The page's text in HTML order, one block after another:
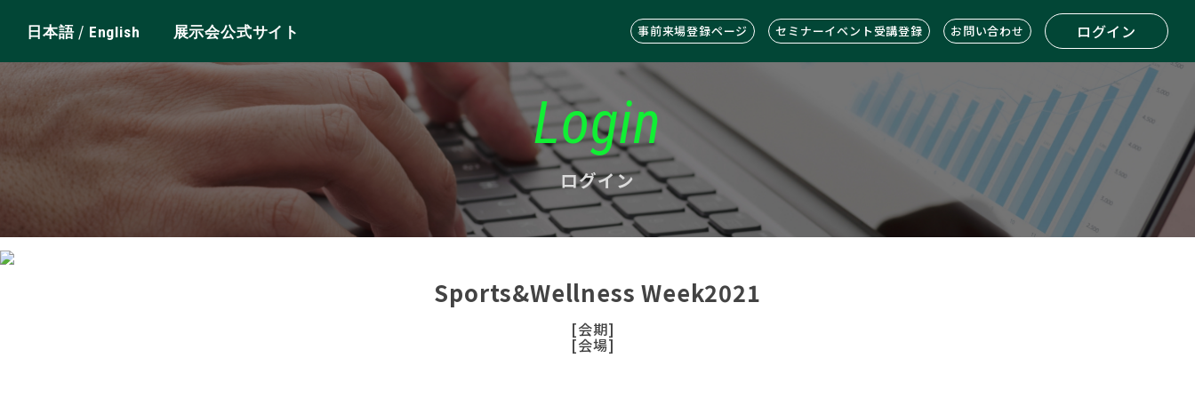
日本語/ English 展示会公式サイト 事前来場登録ページ セミナーイベント受講登録 お問い合わせ ログイン
Login
ログイン
Sports&Wellness Week2021
[会期]
[会場]